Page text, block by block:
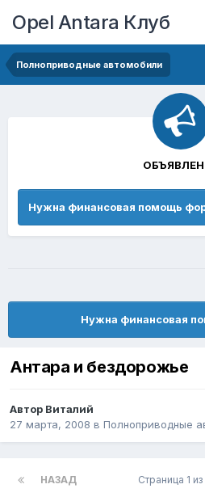
Opel Antara Клуб
Полноприводные автомобили
Нужна финансовая
Антара и бездорожье
Автор Виталий
27 марта, 2008 в Полноприводные
НАЗАД Страница 1
Нужна финансовая помощь